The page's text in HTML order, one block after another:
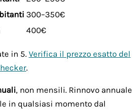
300–350€
400€
in 5. Verifica il prezzo esatto del
.
, non mensili. Rinnovo annuale
in qualsiasi momento dal